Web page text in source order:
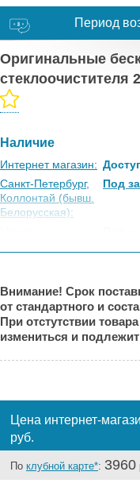
Период
Оригинальные
стеклоочистителя
Наличие
Интернет магазин:
Санкт-Петербург,
Коллонтай (бывш.
Белорусская):
Под
Порт:
Великий Новгород: Под
Краснодар:
Под
Челябинск:
Под
Внимание! Срок
от стандартного и
При отстутствии
измениться и
Цена интернет-
руб.
По клубной карте*: 3960